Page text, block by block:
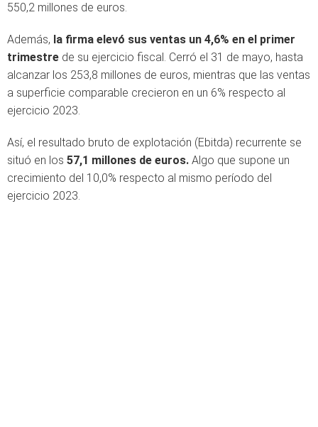
550,2 millones de euros.
Además, la firma elevó sus ventas un 4,6% en el primer
trimestre de su ejercicio fiscal. Cerró el 31 de mayo, hasta
alcanzar los 253,8 millones de euros, mientras que las ventas
a superficie comparable crecieron en un 6% respecto al
ejercicio 2023.
Así, el resultado bruto de explotación (Ebitda) recurrente se
situó en los 57,1 millones de euros. Algo que supone un
crecimiento del 10,0% respecto al mismo período del
ejercicio 2023.